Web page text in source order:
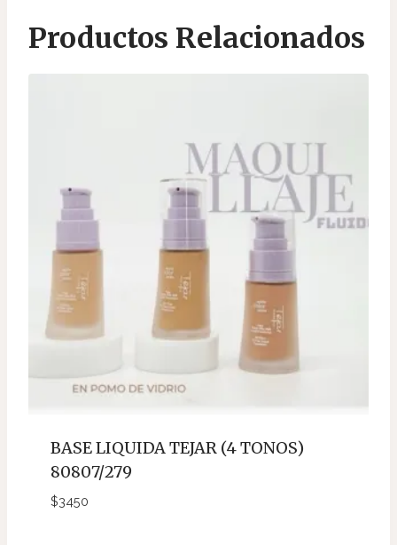
Productos Relacionados
BASE LIQUIDA TEJAR (4 TONOS)
80807/279
$3450